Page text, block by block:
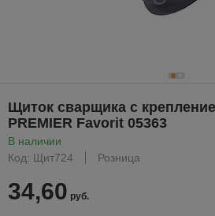
Щиток сварщика с
PREMIER Favorit 05363
В наличии
Код: Щит724
Розница
34,60 руб.